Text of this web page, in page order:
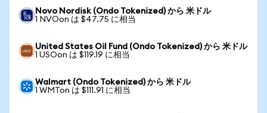
Novo Nordisk (Ondo Tokenized) から 米ドル
1 NVOon は $47.75 に相当
United States Oil Fund (Ondo Tokenized) から 米ドル
1 USOon は $119.19 に相当
Walmart (Ondo Tokenized) から 米ドル
1 WMTon は $111.91 に相当